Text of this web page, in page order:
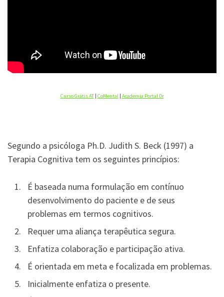
Curso Grátis AT| CoMental| Academia Portal Dr
Segundo a psicóloga Ph.D. Judith S. Beck (1997) a
Terapia Cognitiva tem os seguintes princípios:
É baseada numa formulação em contínuo
desenvolvimento do paciente e de seus
problemas em termos cognitivos.
Requer uma aliança terapêutica segura.
Enfatiza colaboração e participação ativa.
É orientada em meta e focalizada em problemas.
Inicialmente enfatiza o presente.